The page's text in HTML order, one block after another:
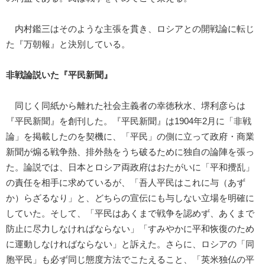
内村鑑三はそのような主張を貫き、ロシアとの開戦論に転じ
た『万朝報』と決別している。
非戦論説いた『平民新聞』
同じく同紙から離れた社会主義者の幸徳秋水、堺利彦らは
『平民新聞』を創刊した。『平民新聞』は1904年2月に「非戦
論」を掲載したのを契機に、「平民」の側に立って政府・商業
新聞が煽る戦争熱、排外熱をうち破るために独自の論陣を張っ
た。論説では、日本とロシア両政府はおたがいに「平和攪乱」
の責任を相手に求めているが、「吾人平民はこれに与（あず
か）らざるなり」と、どちらの宣伝にも与しない立場を明確に
していた。そして、「平民はあくまで戦争を認めず、あくまで
防止に尽力しなければならない」「すみやかに平和恢復のため
に運動しなければならない」と訴えた。さらに、ロシアの「同
胞平民」も必ず同じ態度方法でこたえること、「英米独仏の平